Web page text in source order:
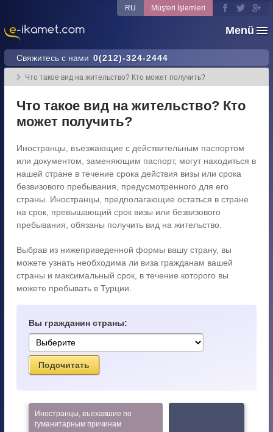
Menü
Свяжитесь с нами 0(212)-324-2444
RU Müşteri İşlemleri
Что такое вид на жительство? Кто может получить?
Что такое вид на жительство? Кто
может получить?
Иностранцы, въезжающие с действительным паспортом
или документом, заменяющим паспорт, могут находиться в
нашей стране в течение срока действия визы или срока
безвизового пребывания, предусмотренного для его
страны. Иностранцы, предполагающие остаться в стране
на срок, превышающий срок визы или безвизового
пребывания, обязаны получить вид на жительство.
Выбрав из нижеприведенной формы вашу страну, вы
можете узнать необходима ли виза гражданам вашей
страны и максимальный срок, в течение которого вы
можете пребывать в Турции.
Вы гражданин страны:
Иностранцы, въехавшие по
гуманитарным причинам